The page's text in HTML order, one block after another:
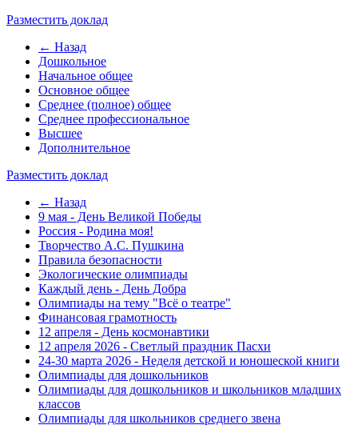
Разместить доклад
← Назад
Дошкольное
Начальное общее
Основное общее
Среднее (полное) общее
Среднее профессиональное
Высшее
Дополнительное
Разместить доклад
← Назад
9 мая - День Великой Победы
Россия - Родина моя!
Творчество А.С. Пушкина
Правила безопасности
Экологические олимпиады
Каждый день - День Добра
Олимпиады на тему "Всё о театре"
Финансовая грамотность
12 апреля - День космонавтики
12 апреля 2026 - Светлый праздник Пасхи
24-30 марта 2026 - Неделя детской и юношеской книги
Олимпиады для дошкольников
Олимпиады для дошкольников и школьников младших
классов
Олимпиады для школьников среднего звена